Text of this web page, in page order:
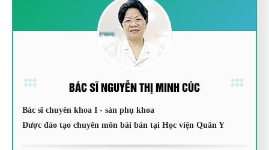
BÁC SĨ NGUYỄN THỊ MINH CÚC
Bác sĩ chuyên khoa I - sản phụ khoa
Được đào tạo chuyên môn bài bản tại Học viện Quân Y